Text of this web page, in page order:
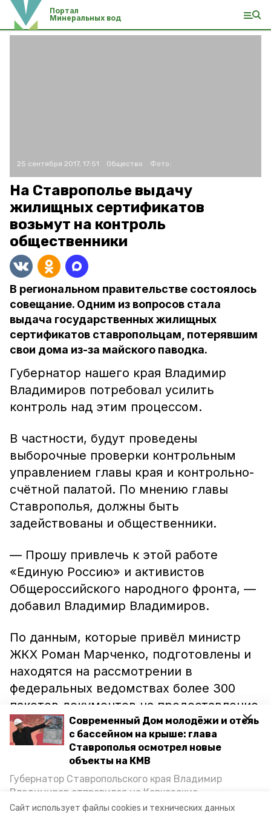
Сайт использует файлы cookies и технических данных
Современный Дом молодёжи и отель
с бассейном на крыше: глава
Ставрополья осмотрел новые
объекты на КМВ
Губернатор Ставропольского края Владимир
Владимиров отправился на Кавказские
Минеральные Воды, чтобы проинспектировать
Портал
Минеральных вод
25 сентября 2017, 17:51 Общество Фото:
На Ставрополье выдачу
жилищных сертификатов
возьмут на контроль
общественники
В региональном правительстве состоялось
совещание. Одним из вопросов стала
выдача государственных жилищных
сертификатов ставропольцам, потерявшим
свои дома из-за майского паводка.
Губернатор нашего края Владимир
Владимиров потребовал усилить
контроль над этим процессом.
В частности, будут проведены
выборочные проверки контрольным
управлением главы края и контрольно-
счётной палатой. По мнению главы
Ставрополья, должны быть
задействованы и общественники.
— Прошу привлечь к этой работе
«Единую Россию» и активистов
Общероссийского народного фронта, —
добавил Владимир Владимиров.
По данным, которые привёл министр
ЖКХ Роман Марченко, подготовлены и
находятся на рассмотрении в
федеральных ведомствах более 300
пакетов документов на предоставление
ГЖС.
Ранее информационный портал
Минеральных Вод сообщал, что
пострадавшие от весеннего паводка
получиликомпенсаций на 1,6 миллиарда